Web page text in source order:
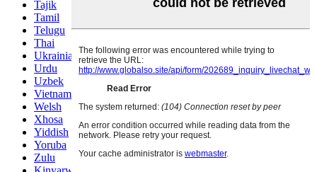
Tajik
Tamil
Telugu
Thai
Ukrainian
Urdu
Uzbek
Vietnamese
Welsh
Xhosa
Yiddish
Yoruba
Zulu